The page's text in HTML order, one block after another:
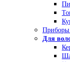
Приборы
Для